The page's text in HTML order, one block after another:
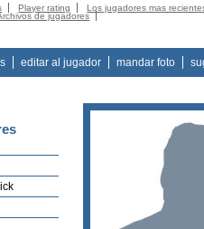
Player rating
Los jugadores mas
de jugadores
editar al jugador mandar foto